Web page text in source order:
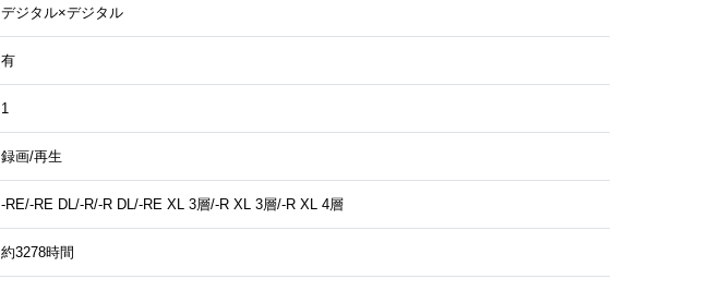
デジタル×デジタル
有
1
録画/再生
-RE/-RE DL/-R/-R DL/-RE XL 3層/-R XL 3層/-R XL 4層
約3278時間